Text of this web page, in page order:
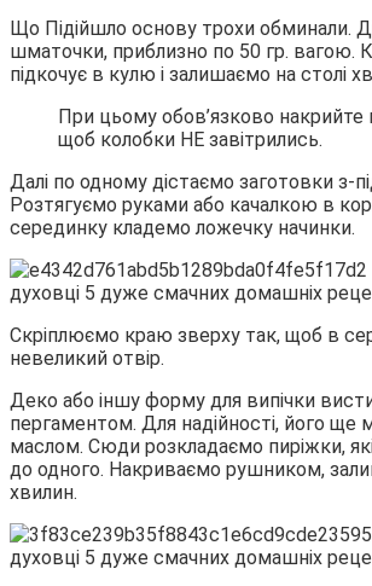
Що Підійшло основу трохи обминали.
шматочки, приблизно по 50 гр. вагою.
підкочує в кулю і залишаємо на столі
При цьому обов’язково накрийте
щоб колобки НЕ завітрились.
Далі по одному дістаємо заготовки з-
Розтягуємо руками або качалкою в
серединку кладемо ложечку начинки.
Скріплюємо краю зверху так, щоб в
невеликий отвір.
Деко або іншу форму для випічки
пергаментом. Для надійності, його
маслом. Сюди розкладаємо пиріжки,
до одного. Накриваємо рушником,
хвилин.